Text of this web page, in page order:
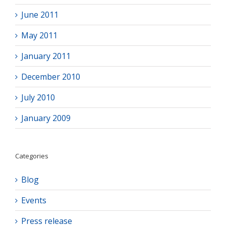
June 2011
May 2011
January 2011
December 2010
July 2010
January 2009
Categories
Blog
Events
Press release